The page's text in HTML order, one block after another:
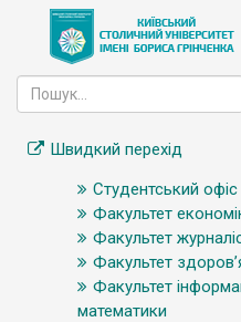
Швидкий перехід
Студентський офіс
Факультет
Факультет
Факультет
Факультет
математики